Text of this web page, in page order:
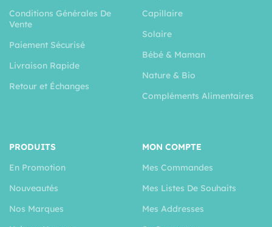
Conditions Générales De
Vente
Paiement Sécurisé
Livraison Rapide
Retour et Échanges
Capillaire
Solaire
Bébé & Maman
Nature & Bio
Compléments Alimentaires
PRODUITS
En Promotion
Nouveautés
Nos Marques
MON COMPTE
Mes Commandes
Mes Listes De Souhaits
Mes Addresses